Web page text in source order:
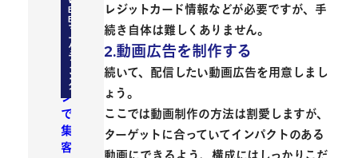
レジットカード情報などが必要ですが、手
続き自体は難しくありません。
2.動画広告を制作する
続いて、配信したい動画広告を用意しまし
ょう。
ここでは動画制作の方法は割愛しますが、
ターゲットに合っていてインパクトのある
ホ
ー
ム
ペ
ー
ジ
で
集
客